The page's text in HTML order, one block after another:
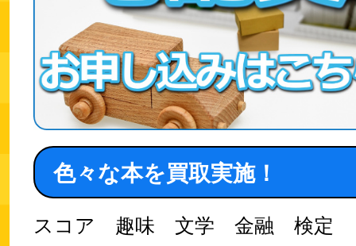
色々な本を買取実施！
スコア 趣味 文学 金融 検定